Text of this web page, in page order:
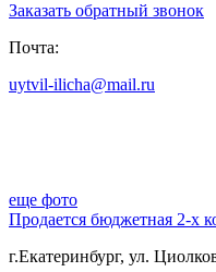
Заказать обратный звонок
Почта:
uytvil-ilicha@mail.ru
еще фото
Продается бюджетная 2-х
г.Екатеринбург, ул.